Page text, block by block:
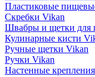
Пластиковые
Скребки Vikan
Швабры и щетки для
Кулинарные кисти
Ручные щетки Vikan
Ручки Vikan
Настенные